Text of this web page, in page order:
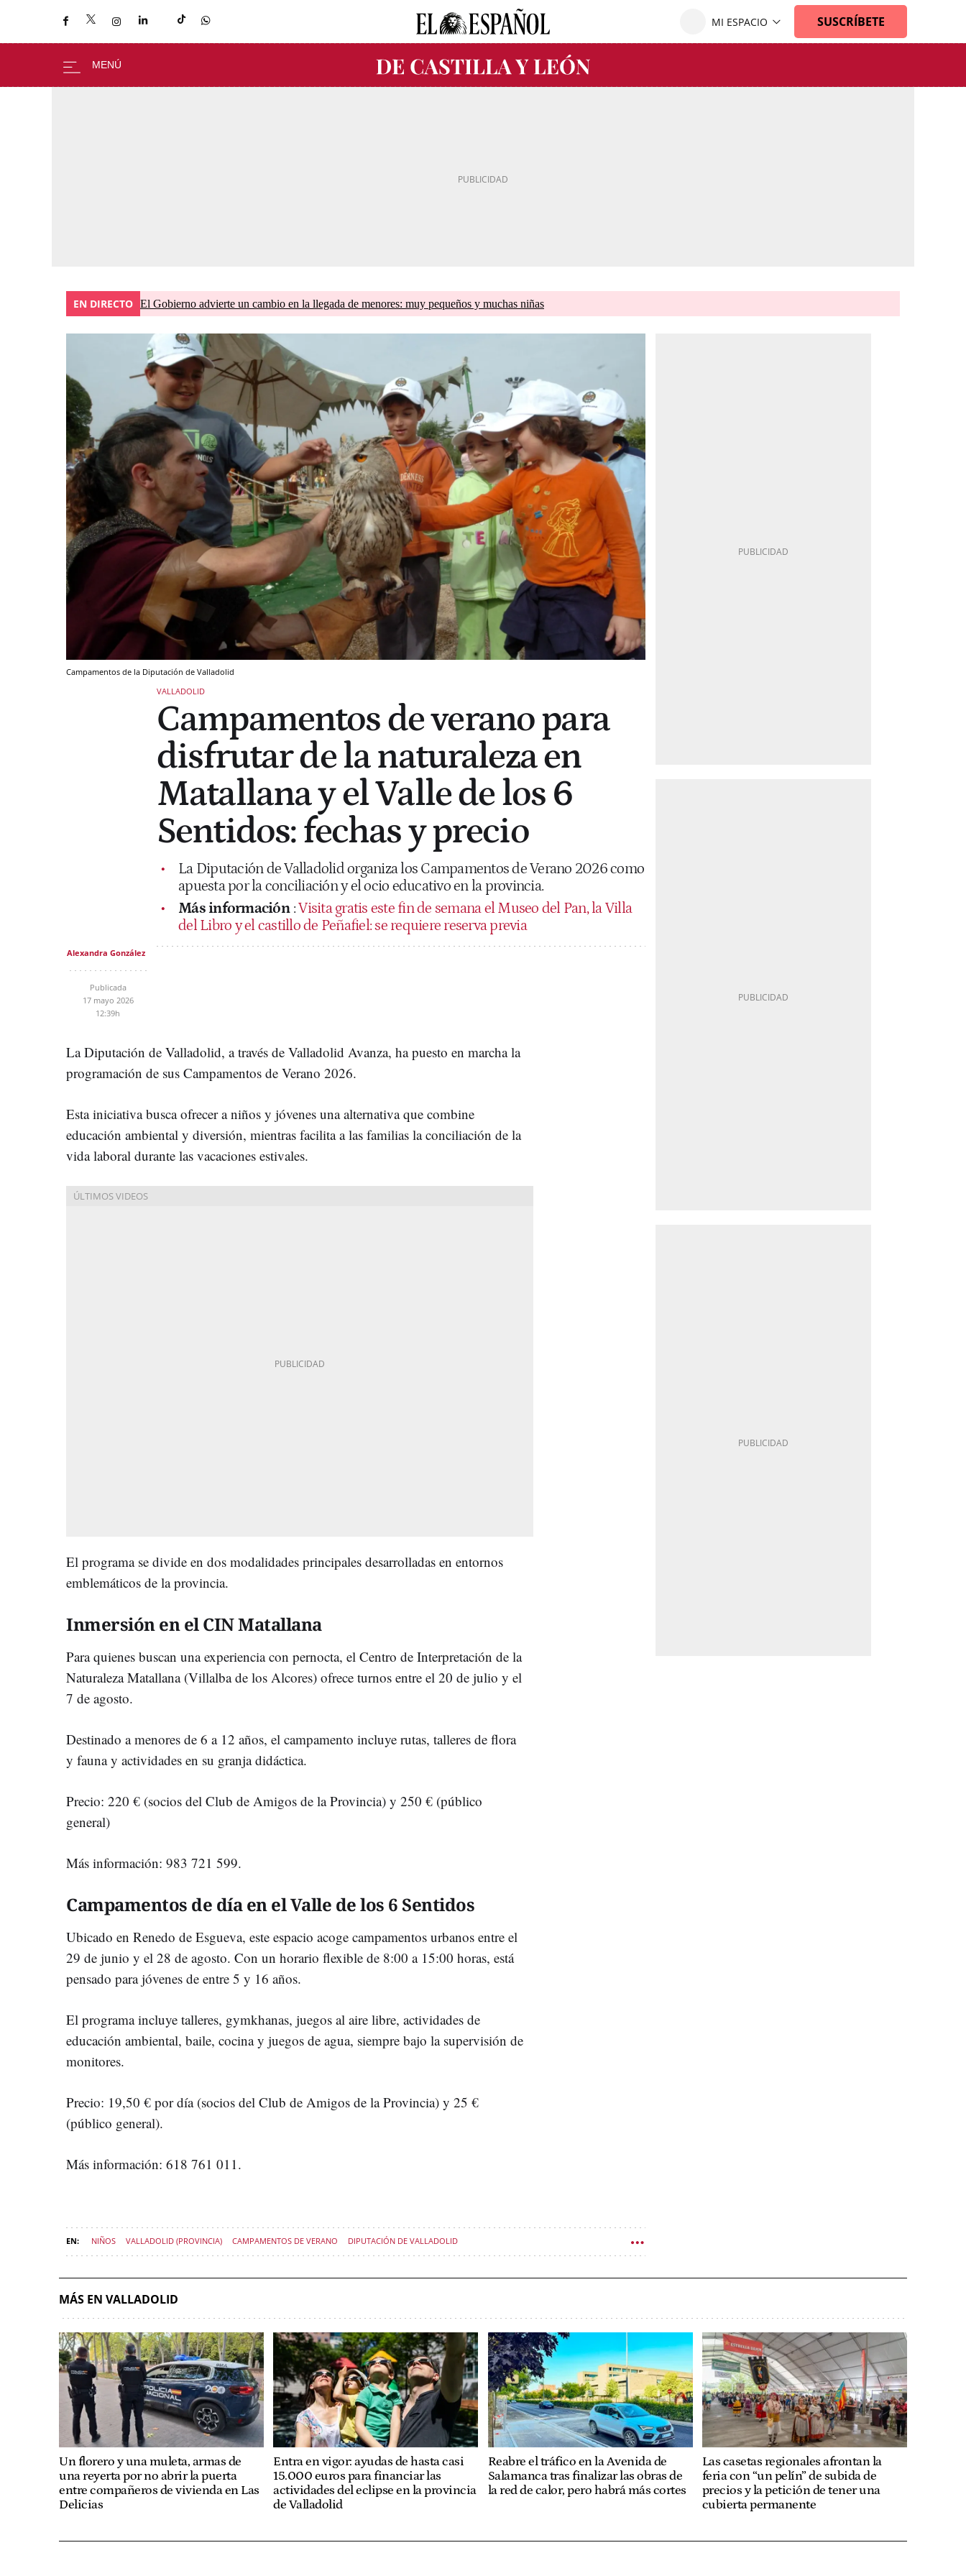
EN DIRECTO El Gobierno advierte un cambio en la llegada de menores: muy pequeños y muchas niñas
Campamentos de la Diputación de Valladolid
VALLADOLID
Campamentos de verano para
disfrutar de la naturaleza en
Matallana y el Valle de los 6
Sentidos: fechas y precio
La Diputación de Valladolid organiza los Campamentos de Verano 2026 como
apuesta por la conciliación y el ocio educativo en la provincia.
Más información :Visita gratis este fin de semana el Museo del Pan, la Villa
del Libro y el castillo de Peñafiel: se requiere reserva previa
Alexandra González
Publicada
17 mayo 2026
12:39h
La Diputación de Valladolid, a través de Valladolid Avanza, ha puesto en marcha la
programación de sus Campamentos de Verano 2026.
Esta iniciativa busca ofrecer a niños y jóvenes una alternativa que combine
educación ambiental y diversión, mientras facilita a las familias la conciliación de la
vida laboral durante las vacaciones estivales.
El programa se divide en dos modalidades principales desarrolladas en entornos
emblemáticos de la provincia.
Inmersión en el CIN Matallana
Para quienes buscan una experiencia con pernocta, el Centro de Interpretación de la
Naturaleza Matallana (Villalba de los Alcores) ofrece turnos entre el 20 de julio y el
7 de agosto.
Destinado a menores de 6 a 12 años, el campamento incluye rutas, talleres de flora
y fauna y actividades en su granja didáctica.
Precio: 220 € (socios del Club de Amigos de la Provincia) y 250 € (público
general)
Más información: 983 721 599.
Campamentos de día en el Valle de los 6 Sentidos
Ubicado en Renedo de Esgueva, este espacio acoge campamentos urbanos entre el
29 de junio y el 28 de agosto. Con un horario flexible de 8:00 a 15:00 horas, está
pensado para jóvenes de entre 5 y 16 años.
El programa incluye talleres, gymkhanas, juegos al aire libre, actividades de
educación ambiental, baile, cocina y juegos de agua, siempre bajo la supervisión de
monitores.
Precio: 19,50 € por día (socios del Club de Amigos de la Provincia) y 25 €
(público general).
Más información: 618 761 011.
NIÑOS VALLADOLID (PROVINCIA) CAMPAMENTOS DE VERANO DIPUTACIÓN DE VALLADOLID
MÁS EN VALLADOLID
Un florero y una muleta, armas de
una reyerta por no abrir la puerta
entre compañeros de vivienda en Las
Delicias
Entra en vigor: ayudas de hasta casi
15.000 euros para financiar las
actividades del eclipse en la provincia
de Valladolid
Reabre el tráfico en la Avenida de
Salamanca tras finalizar las obras de
la red de calor, pero habrá más cortes
Las casetas regionales afrontan la
feria con “un pelín” de subida de
precios y la petición de tener una
cubierta permanente